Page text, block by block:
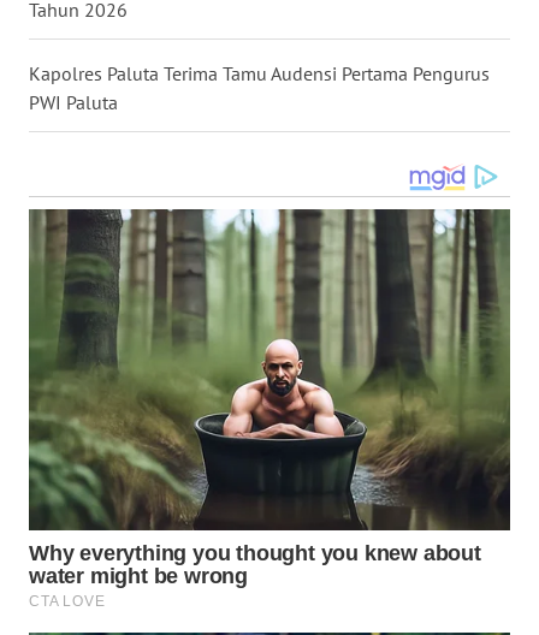
Tahun 2026
Kapolres Paluta Terima Tamu Audensi Pertama Pengurus
PWI Paluta
WN
WN
TEBING
TINGGI
WN
KARAWANG
WN
BEKASI
WN